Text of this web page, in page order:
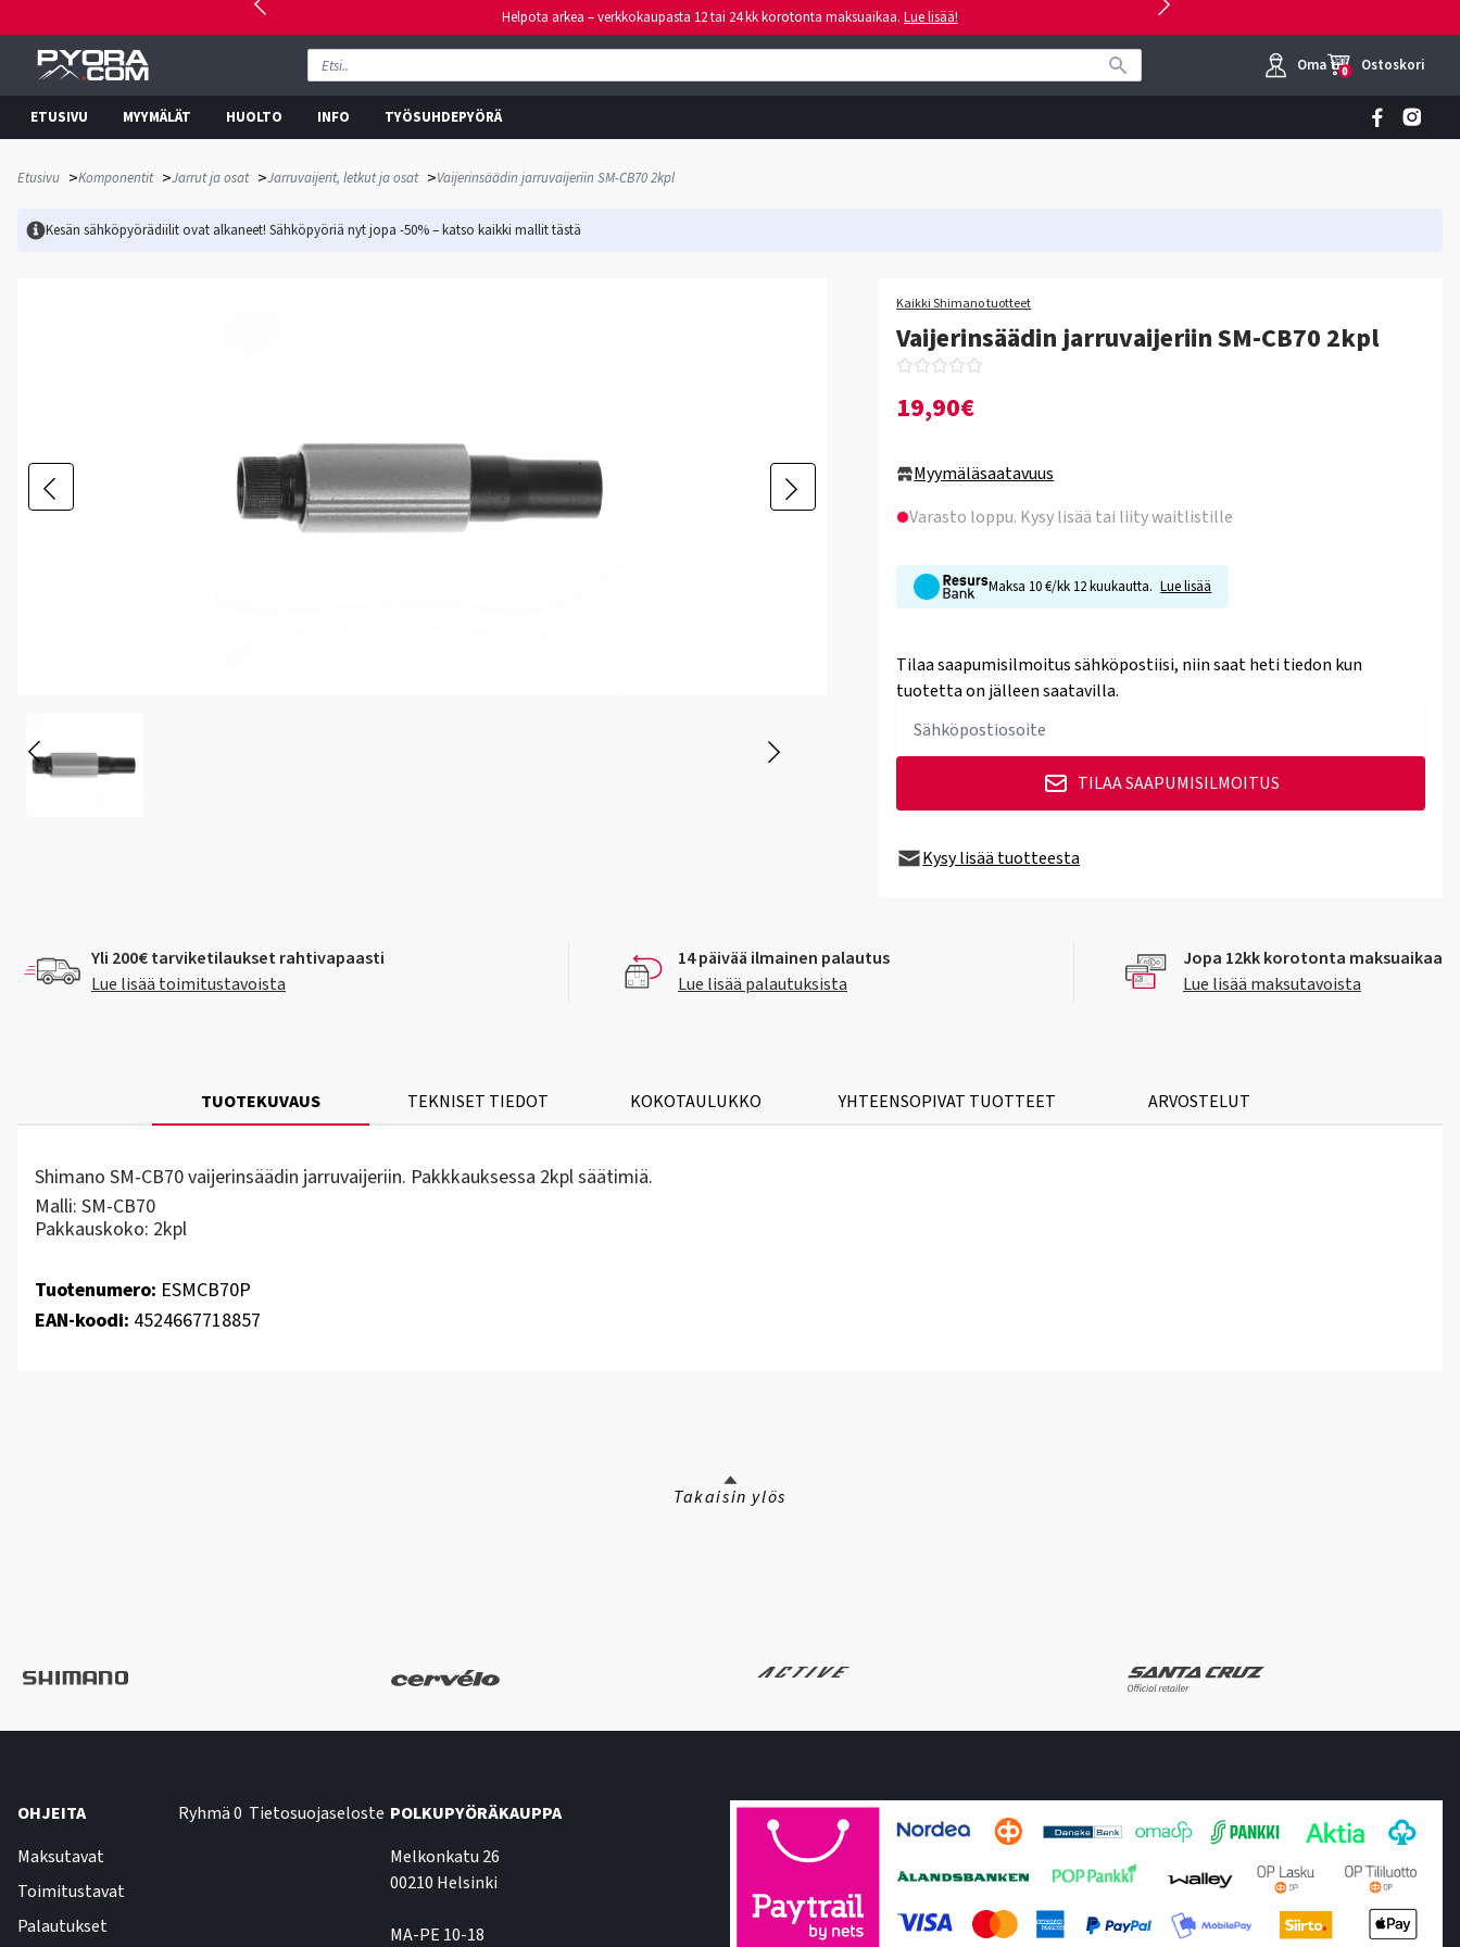
Helpota arkea – verkkokaupasta 12 tai 24 kk korotonta maksuaikaa. Lue lisää!
Oma tili
0 Ostoskori
ETUSIVU MYYMÄLÄT HUOLTO INFO TYÖSUHDEPYÖRÄ
Etusivu >Komponentit >Jarrut ja osat >Jarruvaijerit, letkut ja osat >Vaijerinsäädin jarruvaijeriin SM-CB70 2kpl
Kesän sähköpyörädiilit ovat alkaneet! Sähköpyöriä nyt jopa -50% – katso kaikki mallittästä
Kaikki Shimano tuotteet
Vaijerinsäädin jarruvaijeriin SM-CB70 2kpl
19,90€
Myymäläsaatavuus
Varasto loppu. Kysy lisää tai liity waitlistille
Maksa 10 €/kk 12 kuukautta. Lue lisää
Tilaa saapumisilmoitus sähköpostiisi, niin saat heti tiedon kun
tuotetta on jälleen saatavilla.
TILAA SAAPUMISILMOITUS
Kysy lisää tuotteesta
Yli 200€ tarviketilaukset rahtivapaasti
Lue lisää toimitustavoista
14 päivää ilmainen palautus
Lue lisää palautuksista
Jopa 12kk korotonta maksuaikaa
Lue lisää maksutavoista
TUOTEKUVAUS TEKNISET TIEDOT KOKOTAULUKKO YHTEENSOPIVAT TUOTTEET ARVOSTELUT
Shimano SM-CB70 vaijerinsäädin jarruvaijeriin. Pakkkauksessa 2kpl säätimiä.
Malli: SM-CB70
Pakkauskoko: 2kpl
Tuotenumero: ESMCB70P
EAN-koodi: 4524667718857
Takaisin ylös
OHJEITA
Maksutavat
Toimitustavat
Palautukset
Ryhmä 0 Tietosuojaseloste POLKUPYÖRÄKAUPPA
Melkonkatu 26
00210 Helsinki
MA-PE 10-18